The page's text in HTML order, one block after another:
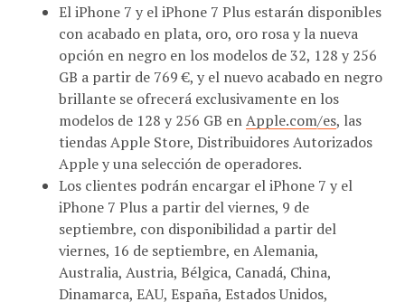
El iPhone 7 y el iPhone 7 Plus estarán disponibles
con acabado en plata, oro, oro rosa y la nueva
opción en negro en los modelos de 32, 128 y 256
GB a partir de 769 €, y el nuevo acabado en negro
brillante se ofrecerá exclusivamente en los
modelos de 128 y 256 GB enApple.com/es, las
tiendas Apple Store, Distribuidores Autorizados
Apple y una selección de operadores.
Los clientes podrán encargar el iPhone 7 y el
iPhone 7 Plus a partir del viernes, 9 de
septiembre, con disponibilidad a partir del
viernes, 16 de septiembre, en Alemania,
Australia, Austria, Bélgica, Canadá, China,
Dinamarca, EAU, España, Estados Unidos,